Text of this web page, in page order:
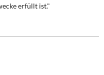
erfüllt ist."